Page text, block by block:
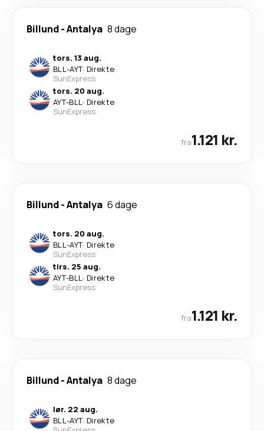
Billund-Antalya 8 dage
tors. 13 aug.
BLL-AYT· Direkte
SunExpress
tors. 20 aug.
AYT-BLL· Direkte
SunExpress
fra1.121 kr.
Billund-Antalya 6 dage
tors. 20 aug.
BLL-AYT· Direkte
SunExpress
tirs. 25 aug.
AYT-BLL· Direkte
SunExpress
fra1.121 kr.
Billund-Antalya 8 dage
lør. 22 aug.
BLL-AYT· Direkte